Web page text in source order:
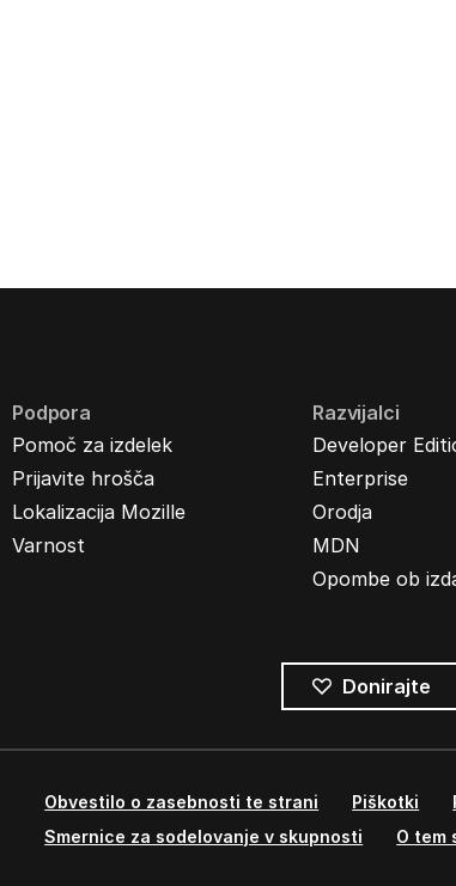
Podpora
Pomoč za izdelek
Prijavite hrošča
Lokalizacija Mozille
Varnost
Razvijalci
Developer
Enterprise
Orodja
MDN
Opombe ob
Donirajte
Obvestilo o zasebnosti te strani Piškotki
Smernice za sodelovanje v skupnosti
O tem